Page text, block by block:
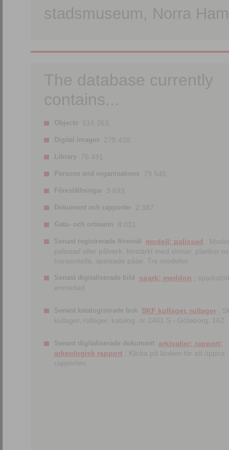
stadsmuseum, Norra
The database currently
contains...
Objects 516 253.
Digital images 275 428.
Library 76 491.
Persons and organisations 79 545.
Föreställningar 3 693.
Dokument och rapporter 2 387.
Gatu- och ortnamn 8 031.
Senast registrerade föremål modell; palissad
;
palissad eller pålverk, förstärkt med stenar, plankor
horisontella, spetsade pålar. Tre modeller.
Senast digitaliserade bild spark; meddon ;
enmedad
Senast katalogiserade bok SKF kullager, rullager ;
kullager, rullager, katalog. nr 2401 S.- Göteborg, 162
Senast digitaliserade dokument arkivalier; rapport;
arkeologisk rapport ; Klicka på länken för att öppna
rapporten